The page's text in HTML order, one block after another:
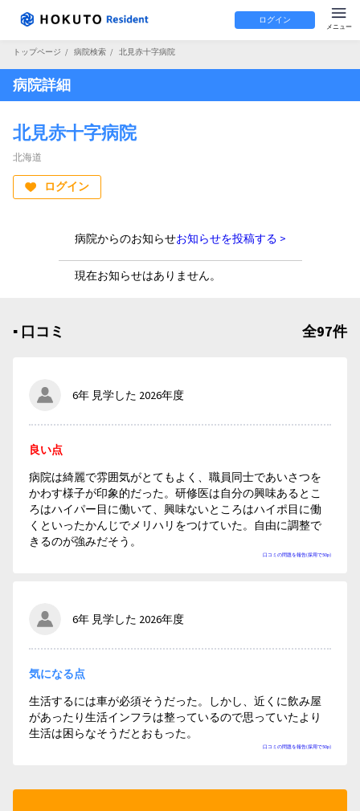
ログイン
トップページ / 病院検索 / 北見赤十字病院
病院詳細
北見赤十字病院
北海道
ログイン
病院からのお知らせお知らせを投稿する >
現在お知らせはありません。
▪︎ 口コミ 全97件
6年 見学した 2026年度
口コミの問題を報告(採用で50p)
良い点
病院は綺麗で雰囲気がとてもよく、職員同士であいさつを
かわす様子が印象的だった。研修医は自分の興味あるとこ
ろはハイパー目に働いて、興味ないところはハイポ目に働
くといったかんじでメリハリをつけていた。自由に調整で
きるのが強みだそう。
6年 見学した 2026年度
口コミの問題を報告(採用で50p)
気になる点
生活するには車が必須そうだった。しかし、近くに飲み屋
があったり生活インフラは整っているので思っていたより
生活は困らなそうだとおもった。